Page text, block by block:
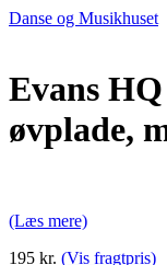
Danse og Musikhuset
Evans
øvplade,
(Læs mere)
195 kr. (Vis fragtpris)